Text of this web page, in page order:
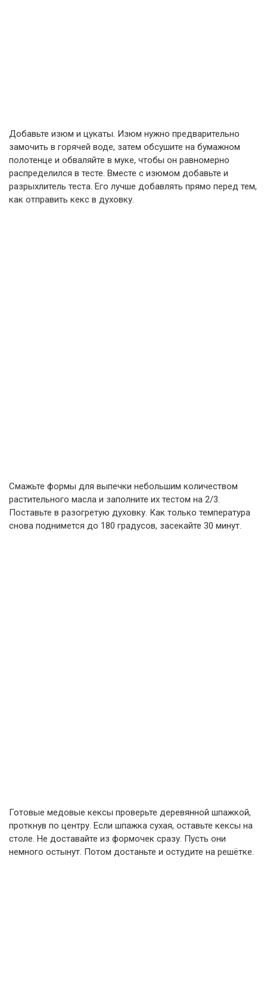
Добавьте изюм и цукаты. Изюм нужно предварительно
замочить в горячей воде, затем обсушите на бумажном
полотенце и обваляйте в муке, чтобы он равномерно
распределился в тесте. Вместе с изюмом добавьте и
разрыхлитель теста. Его лучше добавлять прямо перед тем,
как отправить кекс в духовку.
Смажьте формы для выпечки небольшим количеством
растительного масла и заполните их тестом на 2/3.
Поставьте в разогретую духовку. Как только температура
снова поднимется до 180 градусов, засекайте 30 минут.
Готовые медовые кексы проверьте деревянной шпажкой,
проткнув по центру. Если шпажка сухая, оставьте кексы на
столе. Не доставайте из формочек сразу. Пусть они
немного остынут. Потом достаньте и остудите на решётке.